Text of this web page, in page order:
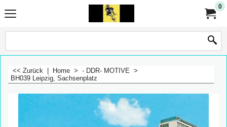
0
<< Zurück Home > - DDR- MOTIVE >
BH039 Leipzig, Sachsenplatz